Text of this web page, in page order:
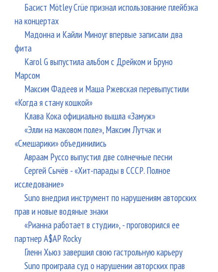
Басист Mötley Crüe признал использование плейбэка
на концертах
Мадонна и Кайли Миноуг впервые записали два
фита
Karol G выпустила альбом с Дрейком и Бруно
Марсом
Максим Фадеев и Маша Ржевская перевыпустили
«Когда я стану кошкой»
Клава Кока официально вышла «Замуж»
«Элли на маковом поле», Максим Лутчак и
«Смешарики» объединились
Авраам Руссо выпустил две солнечные песни
Сергей Сычёв - «Хит-парады в СССР. Полное
исследование»
Suno внедрил инструмент по нарушениям авторских
прав и новые водяные знаки
«Рианна работает в студии», - проговорился ее
партнер A$AP Rocky
Гленн Хьюз завершил свою гастрольную карьеру
Suno проиграла суд о нарушении авторских прав